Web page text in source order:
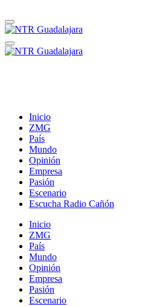
Inicio
ZMG
País
Mundo
Opinión
Empresa
Pasión
Escenario
Escucha Radio Cañón
Inicio
ZMG
País
Mundo
Opinión
Empresa
Pasión
Escenario